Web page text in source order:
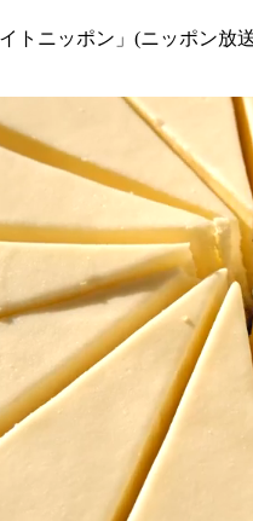
ニッポン」(ニッポン